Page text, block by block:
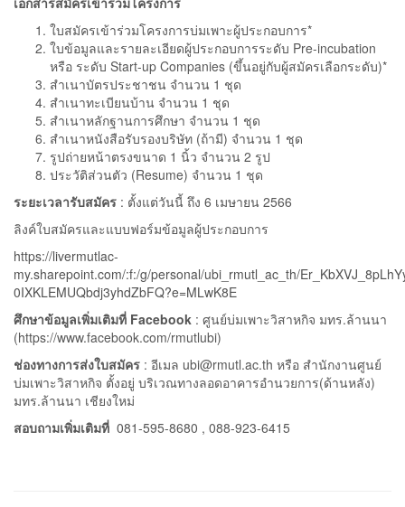
ใบสมัครเข้าร่วมโครงการบ่มเพาะผู้ประกอบการ*
ใบข้อมูลและรายละเอียดผู้ประกอบการระดับ Pre-incubation
หรือ ระดับ Start-up Companies (ขึ้นอยู่กับผู้สมัครเลือกระดับ)*
สำเนาบัตรประชาชน จำนวน 1 ชุด
สำเนาทะเบียนบ้าน จำนวน 1 ชุด
สำเนาหลักฐานการศึกษา จำนวน 1 ชุด
สำเนาหนังสือรับรองบริษัท (ถ้ามี) จำนวน 1 ชุด
รูปถ่ายหน้าตรงขนาด 1 นิ้ว จำนวน 2 รูป
ประวัติส่วนตัว (Resume) จำนวน 1 ชุด
ระยะเวลารับสมัคร : ตั้งแต่วันนี้ ถึง 6 เมษายน 2566
ลิงค์ใบสมัครและแบบฟอร์มข้อมูลผู้ประกอบการ
https://livermutlac-
my.sharepoint.com/:f:/g/personal/ubi_rmutl_ac_th/
0IXKLEMUQbdj3yhdZbFQ?e=MLwK8E
ศึกษาข้อมูลเพิ่มเติมที่ Facebook : ศูนย์บ่มเพาะวิสาหกิจ มทร.ล้านนา
(https://www.facebook.com/rmutlubi)
ช่องทางการส่งใบสมัคร : อีเมล ubi@rmutl.ac.th หรือ สำนักงานศูนย์
บ่มเพาะวิสาหกิจ ตั้งอยู่ บริเวณทางลอดอาคารอำนวยการ(ด้านหลัง)
มทร.ล้านนา เชียงใหม่
สอบถามเพิ่มเติมที่ 081-595-8680 , 088-923-6415